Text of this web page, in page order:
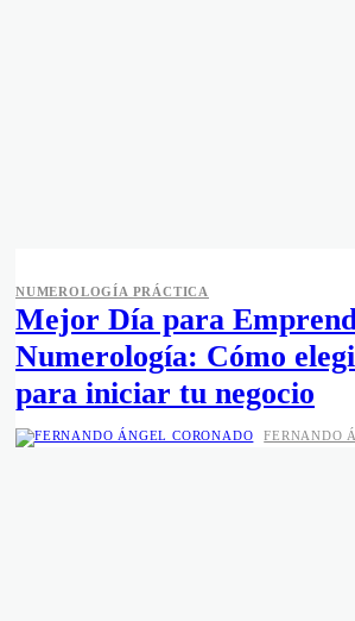
NUMEROLOGÍA PRÁCTICA
Mejor Día para
Numerología: Cómo
para iniciar tu negocio
FERNANDO